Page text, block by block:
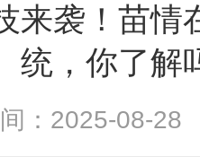
来袭！苗情
统，你了解
间：2025-08-